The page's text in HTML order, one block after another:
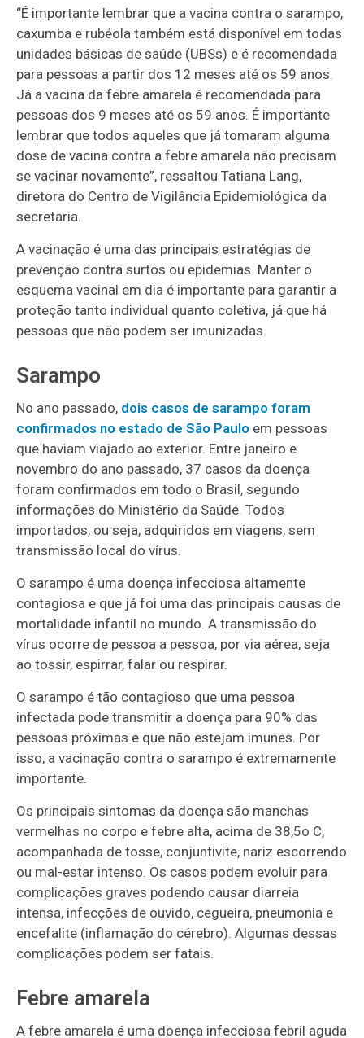
“É importante lembrar que a vacina contra o sarampo,
caxumba e rubéola também está disponível em todas
unidades básicas de saúde (UBSs) e é recomendada
para pessoas a partir dos 12 meses até os 59 anos.
Já a vacina da febre amarela é recomendada para
pessoas dos 9 meses até os 59 anos. É importante
lembrar que todos aqueles que já tomaram alguma
dose de vacina contra a febre amarela não precisam
se vacinar novamente”, ressaltou Tatiana Lang,
diretora do Centro de Vigilância Epidemiológica da
secretaria.
A vacinação é uma das principais estratégias de
prevenção contra surtos ou epidemias. Manter o
esquema vacinal em dia é importante para garantir a
proteção tanto individual quanto coletiva, já que há
pessoas que não podem ser imunizadas.
Sarampo
No ano passado, dois casos de sarampo foram
confirmados no estado de São Paulo em pessoas
que haviam viajado ao exterior. Entre janeiro e
novembro do ano passado, 37 casos da doença
foram confirmados em todo o Brasil, segundo
informações do Ministério da Saúde. Todos
importados, ou seja, adquiridos em viagens, sem
transmissão local do vírus.
O sarampo é uma doença infecciosa altamente
contagiosa e que já foi uma das principais causas de
mortalidade infantil no mundo. A transmissão do
vírus ocorre de pessoa a pessoa, por via aérea, seja
ao tossir, espirrar, falar ou respirar.
O sarampo é tão contagioso que uma pessoa
infectada pode transmitir a doença para 90% das
pessoas próximas e que não estejam imunes. Por
isso, a vacinação contra o sarampo é extremamente
importante.
Os principais sintomas da doença são manchas
vermelhas no corpo e febre alta, acima de 38,5o C,
acompanhada de tosse, conjuntivite, nariz escorrendo
ou mal-estar intenso. Os casos podem evoluir para
complicações graves podendo causar diarreia
intensa, infecções de ouvido, cegueira, pneumonia e
encefalite (inflamação do cérebro). Algumas dessas
complicações podem ser fatais.
Febre amarela
A febre amarela é uma doença infecciosa febril aguda